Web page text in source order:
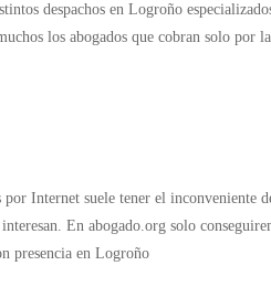
despachos en Logroño
los abogados que cobran solo por
por Internet suele tener el inconveniente
En abogado.org solo
presencia en Logroño